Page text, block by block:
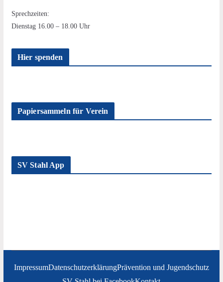
Sprechzeiten:
Dienstag 16.00 – 18.00 Uhr
Hier spenden
Papiersammeln für Verein
SV Stahl App
ImpressumDatenschutzerklärungPrävention und Jugendschutz